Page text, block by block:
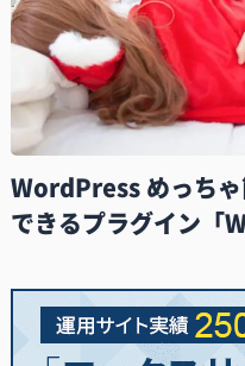
WordPress めっち
できるプラグイン「